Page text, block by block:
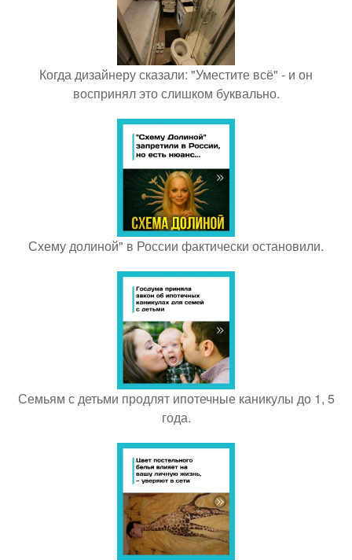
Когда дизайнеру сказали: "Уместите всё" - и он
воспринял это слишком буквально.
Схему долиной" в России фактически остановили.
Семьям с детьми продлят ипотечные каникулы до 1, 5
года.